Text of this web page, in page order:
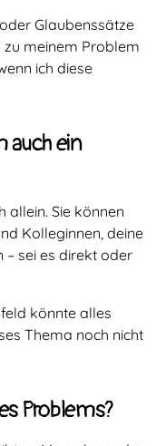
Glaubenssätze
zu meinem Problem
ich diese
auch ein
allein. Sie können
Kolleginnen, deine
– sei es direkt oder
könnte alles
Thema noch nicht
Problems?